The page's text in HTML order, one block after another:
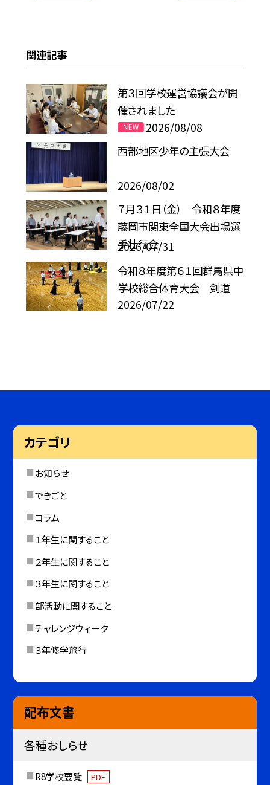
関連記事
第３回学校運営協議会が開
催されました
2026/08/08
西部地区少年の主張大会
2026/08/02
７月３１日（金） 令和８年度
藤岡市関東全国大会出場選
手壮行会
2026/07/31
令和８年度第６１回群馬県中
学校総合体育大会 剣道
2026/07/22
カテゴリ
お知らせ
できごと
コラム
１年生に関すること
２年生に関すること
３年生に関すること
部活動に関すること
チャレンジウィーク
３年修学旅行
配布文書
各種おしらせ
R8学校要覧 PDF